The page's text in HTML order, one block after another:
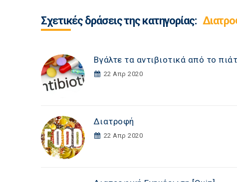
Σχετικές δράσεις της κατηγορίας:
Βγάλτε τα αντιβιοτικά από το
22 Απρ 2020
Διατροφή
22 Απρ 2020